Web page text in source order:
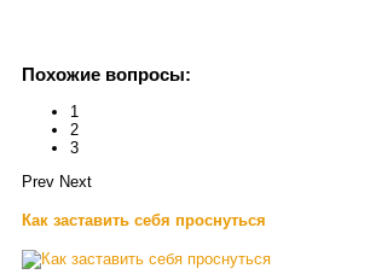
Похожие вопросы:
1
2
3
Prev Next
Как заставить себя проснуться